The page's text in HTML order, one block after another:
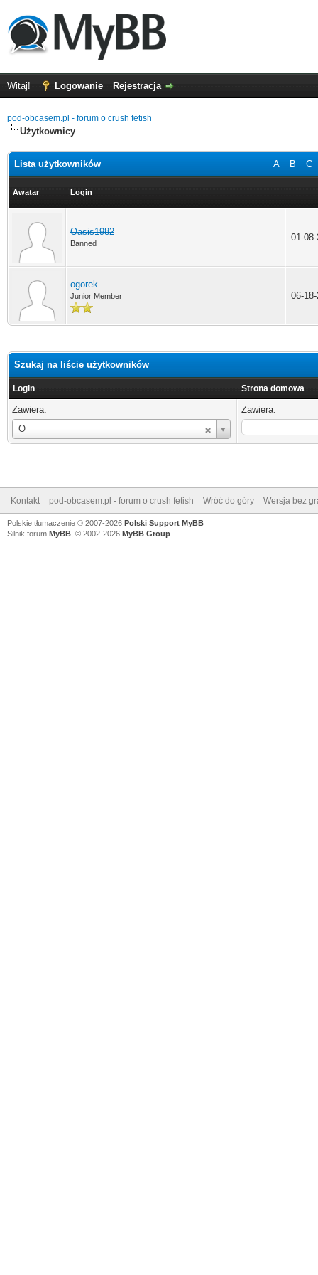
Witaj! Logowanie Rejestracja
pod-obcasem.pl - forum o crush fetish
Użytkownicy
A B C
Lista użytkowników
Awatar Login
Oasis1982
Banned
01-
ogorek
Junior Member 06-
Szukaj na liście użytkowników
Login Strona domowa
Zawiera:
O
Login
Zawiera:
Kontakt pod-obcasem.pl - forum o crush fetish Wróć do góry Wersja bez
Polskie tłumaczenie © 2007-2026 Polski Support MyBB
Silnik forum MyBB , © 2002-2026 MyBB Group